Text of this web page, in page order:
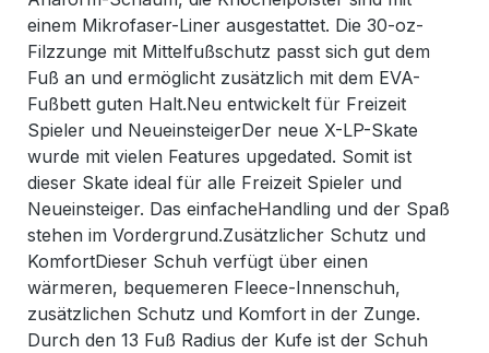
einem Mikrofaser-Liner ausgestattet. Die 30-oz-
Filzzunge mit Mittelfußschutz passt sich gut dem
Fuß an und ermöglicht zusätzlich mit dem EVA-
Fußbett guten Halt.Neu entwickelt für Freizeit
Spieler und NeueinsteigerDer neue X-LP-Skate
wurde mit vielen Features upgedated. Somit ist
dieser Skate ideal für alle Freizeit Spieler und
Neueinsteiger. Das einfacheHandling und der Spaß
stehen im Vordergrund.Zusätzlicher Schutz und
KomfortDieser Schuh verfügt über einen
wärmeren, bequemeren Fleece-Innenschuh,
zusätzlichen Schutz und Komfort in der Zunge.
Durch den 13 Fuß Radius der Kufe ist der Schuh